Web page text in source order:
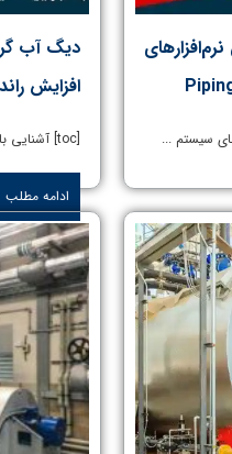
سیستم ...
دیگ آب
افزایش
[toc] آشنایی با تجهیزات دیگ آب گرم فولادی(بویلر آب گرم): ...
ادامه مطلب